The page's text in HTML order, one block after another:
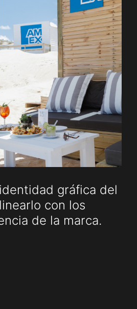
gráfica del
con los
de la marca.